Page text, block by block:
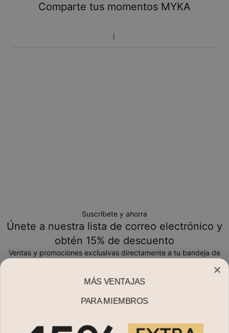
Comparte tus momentos MYKA
Suscríbete y ahorra
Únete a nuestra lista de correo electrónico y
obtén 15% de descuento
Ventas y promociones exclusivas directamente a tu bandeja de
MÁS VENTAJAS
PARA MIEMBROS